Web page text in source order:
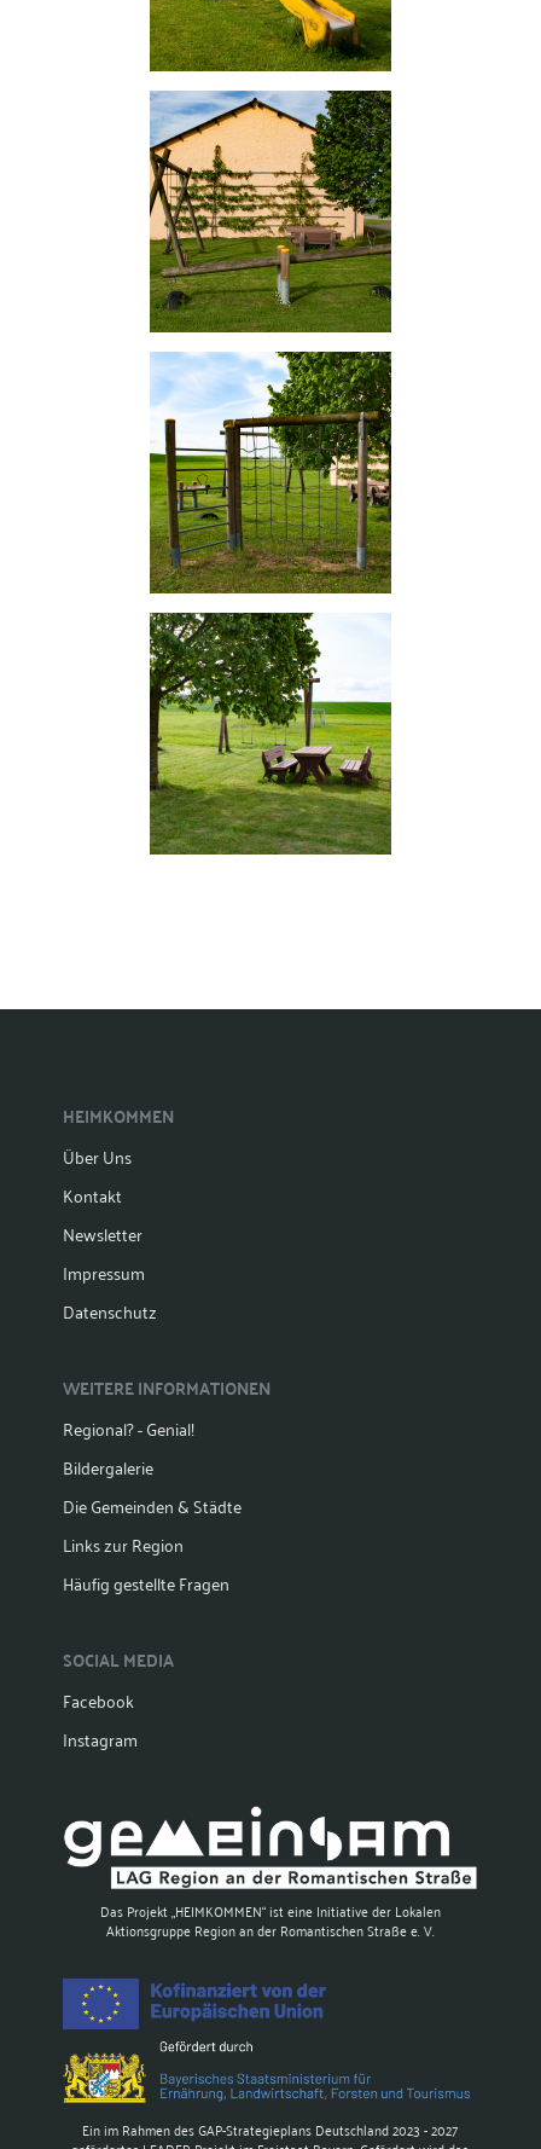
HEIMKOMMEN
Über Uns
Kontakt
Newsletter
Impressum
Datenschutz
WEITERE INFORMATIONEN
Regional? - Genial!
Bildergalerie
Die Gemeinden & Städte
Links zur Region
Häufig gestellte Fragen
SOCIAL MEDIA
Facebook
Instagram
Das Projekt „HEIMKOMMEN“ ist eine Initiative der Lokalen
Aktionsgruppe Region an der Romantischen Straße e. V.
Ein im Rahmen des GAP-Strategieplans Deutschland 2023 - 2027